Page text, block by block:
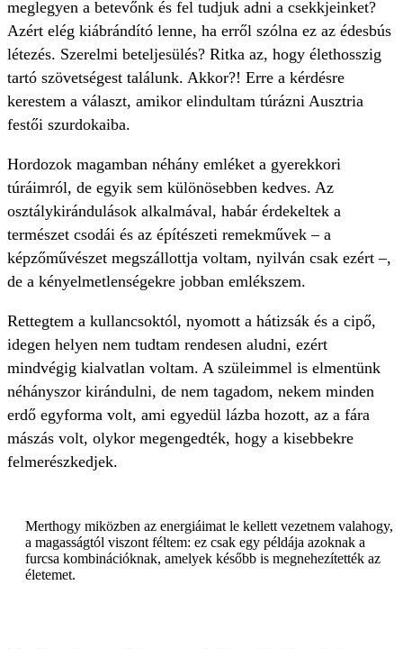
meglegyen a betevőnk és fel tudjuk adni a csekkjeinket?
Azért elég kiábrándító lenne, ha erről szólna ez az édesbús
létezés. Szerelmi beteljesülés? Ritka az, hogy élethosszig
tartó szövetségest találunk. Akkor?! Erre a kérdésre
kerestem a választ, amikor elindultam túrázni Ausztria
festői szurdokaiba.
Hordozok magamban néhány emléket a gyerekkori
túráimról, de egyik sem különösebben kedves. Az
osztálykirándulások alkalmával, habár érdekeltek a
természet csodái és az építészeti remekművek – a
képzőművészet megszállottja voltam, nyilván csak ezért –,
de a kényelmetlenségekre jobban emlékszem.
Rettegtem a kullancsoktól, nyomott a hátizsák és a cipő,
idegen helyen nem tudtam rendesen aludni, ezért
mindvégig kialvatlan voltam. A szüleimmel is elmentünk
néhányszor kirándulni, de nem tagadom, nekem minden
erdő egyforma volt, ami egyedül lázba hozott, az a fára
mászás volt, olykor megengedték, hogy a kisebbekre
felmerészkedjek.
Merthogy miközben az energiáimat le kellett vezetnem valahogy,
a magasságtól viszont féltem: ez csak egy példája azoknak a
furcsa kombinációknak, amelyek később is megnehezítették az
életemet.